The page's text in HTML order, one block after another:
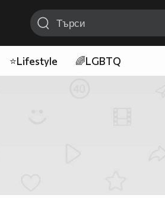
⭐Lifestyle 🌈LGBTQ